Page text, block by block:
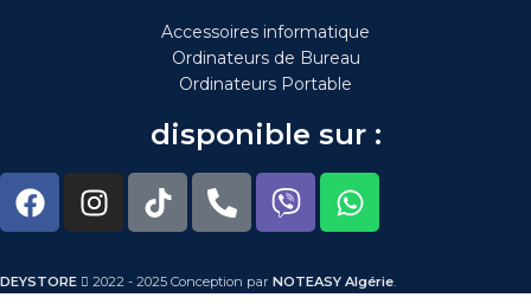
Accessoires informatique
Ordinateurs de Bureau
Ordinateurs Portable
disponible sur :
DEYSTORE 2022 - 2025 Conception par NOTEASY Algérie.